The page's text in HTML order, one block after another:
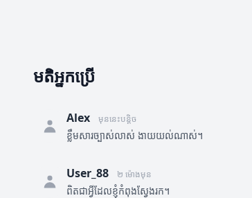
មតិអ្នកប្រើ
Alex មុននេះបន្តិច
ខ្លឹមសារច្បាស់លាស់ ងាយយល់ណាស់។
User_88 ២ ម៉ោងមុន
ពិតជាអ្វីដែលខ្ញុំកំពុងស្វែងរក។